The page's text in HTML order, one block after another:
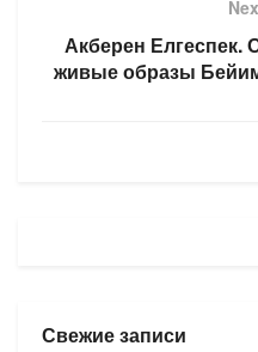
Акберен Елгеспек.
живые образы
Свежие записи